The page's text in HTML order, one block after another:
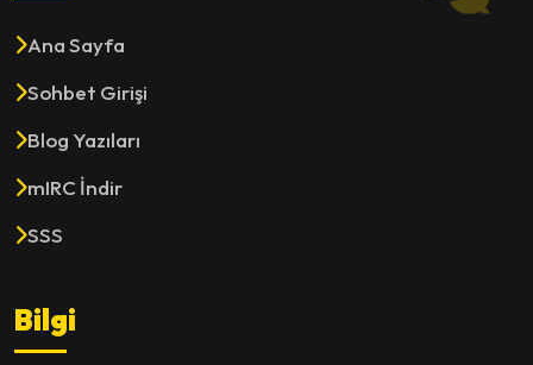
Ana Sayfa
Sohbet Girişi
Blog Yazıları
mIRC İndir
SSS
Bilgi